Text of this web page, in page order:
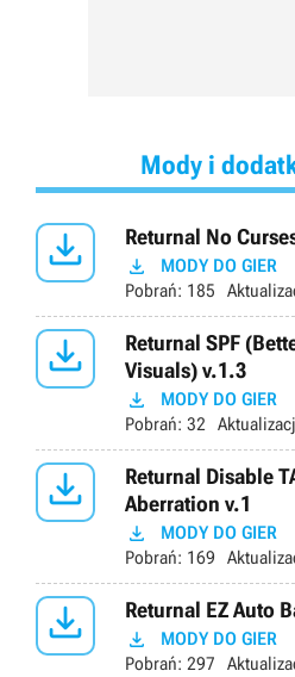
Mody i
 Returnal No
 MODY DO GIER
Pobrań: 185

Returnal SPF
Visuals) v.1.3
 MODY DO GIER
Pobrań: 32

Returnal Disable
Aberration v.1
 MODY DO GIER
Pobrań: 169
 Returnal EZ Auto
 MODY DO GIER
Pobrań: 297